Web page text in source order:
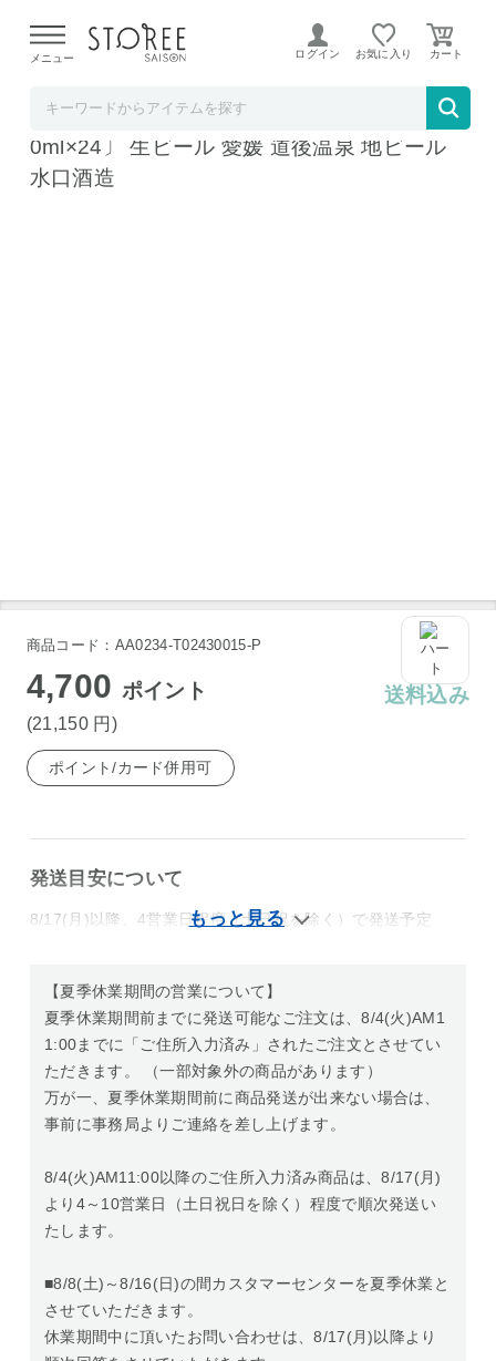
よる配送遅延が発生しております。
メニュー ログイン お気に入り
道後ビール ケルシュ 坊っちゃんビール 〔33
0ml×24〕 生ビール 愛媛 道後温泉 地ビール
水口酒造
商品コード：AA0234-T02430015-P
4,700 ポイント
(21,150 円 )
送料込み
ポイント/カード併用可
発送目安について
8/17(月)以降、4営業日程度（土日祝を除く）で発送予定
【夏季休業期間の営業について】
夏季休業期間前までに発送可能なご注文は、8/4(火)AM1
1:00までに「ご住所入力済み」されたご注文とさせてい
ただきます。 （一部対象外の商品があります）
万が一、夏季休業期間前に商品発送が出来ない場合は、
事前に事務局よりご連絡を差し上げます。
8/4(火)AM11:00以降のご住所入力済み商品は、8/17(月)
より4～10営業日（土日祝日を除く）程度で順次発送い
たします。
■8/8(土)～8/16(日)の間カスタマーセンターを夏季休業と
させていただきます。
休業期間中に頂いたお問い合わせは、8/17(月)以降より